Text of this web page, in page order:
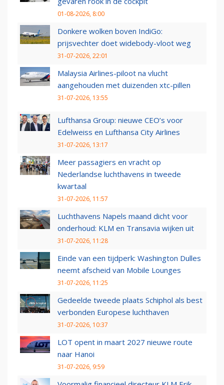
01-08-2026, 8:00
Donkere wolken boven IndiGo:
prijsvechter doet widebody-vloot weg
31-07-2026, 22:01
Malaysia Airlines-piloot na vlucht
aangehouden met duizenden xtc-pillen
31-07-2026, 13:55
Lufthansa Group: nieuwe CEO’s voor
Edelweiss en Lufthansa City Airlines
31-07-2026, 13:17
Meer passagiers en vracht op
Nederlandse luchthavens in tweede
kwartaal
31-07-2026, 11:57
Luchthavens Napels maand dicht voor
onderhoud: KLM en Transavia wijken uit
31-07-2026, 11:28
Einde van een tijdperk: Washington Dulles
neemt afscheid van Mobile Lounges
31-07-2026, 11:25
Gedeelde tweede plaats Schiphol als best
verbonden Europese luchthaven
31-07-2026, 10:37
LOT opent in maart 2027 nieuwe route
naar Hanoi
31-07-2026, 9:59